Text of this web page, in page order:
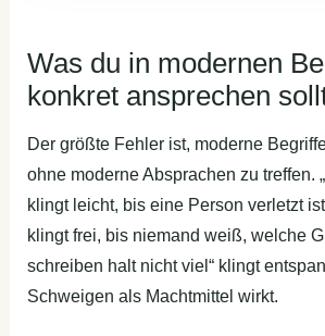
Was du in modernen
konkret ansprechen
Der größte Fehler ist, moderne
ohne moderne Absprachen zu treffen.
klingt leicht, bis eine Person verletzt
klingt frei, bis niemand weiß, welche
schreiben halt nicht viel“ klingt
Schweigen als Machtmittel wirkt.